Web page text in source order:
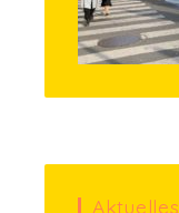
Aktuelles